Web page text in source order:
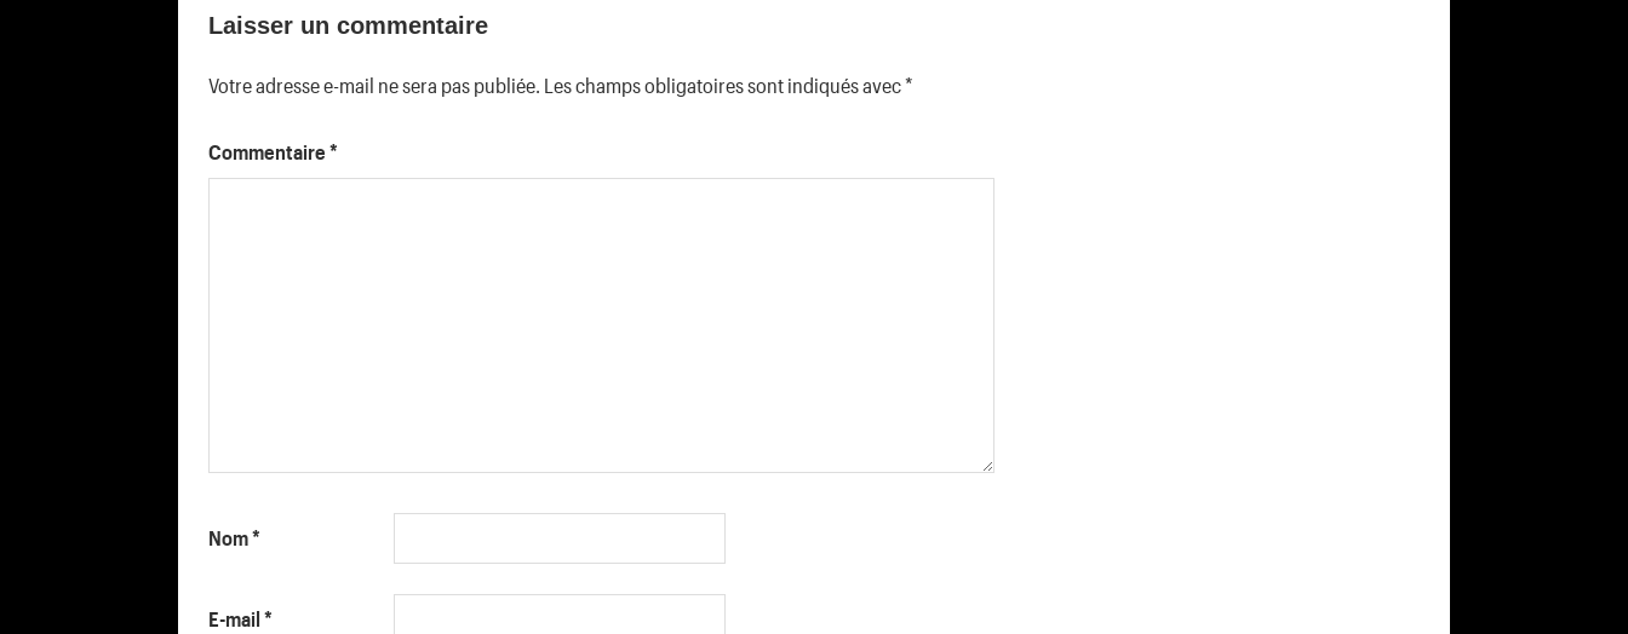
l’article
Laisser un commentaire
Votre adresse e-mail ne sera pas publiée. Les champs obligatoires sont indiqués avec*
Commentaire *
Nom*
E-mail *